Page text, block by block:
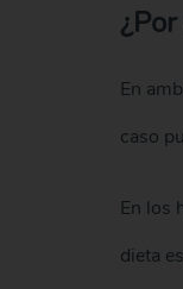
En
caso
En los
dieta